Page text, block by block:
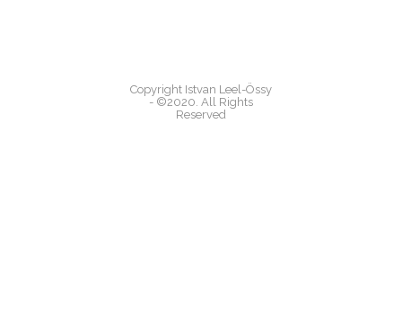
Copyright Istvan Leel-Össy
- ©2020. All Rights
Reserved